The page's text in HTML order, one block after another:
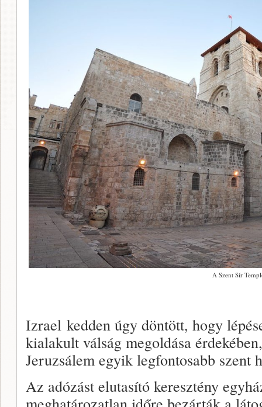
A Szent Sír
Izrael kedden úgy döntött, hogy
kialakult válság megoldása
Jeruzsálem egyik legfontosabb szent
Az adózást elutasító keresztény